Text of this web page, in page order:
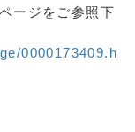
ージをご参照下
0000173409.h